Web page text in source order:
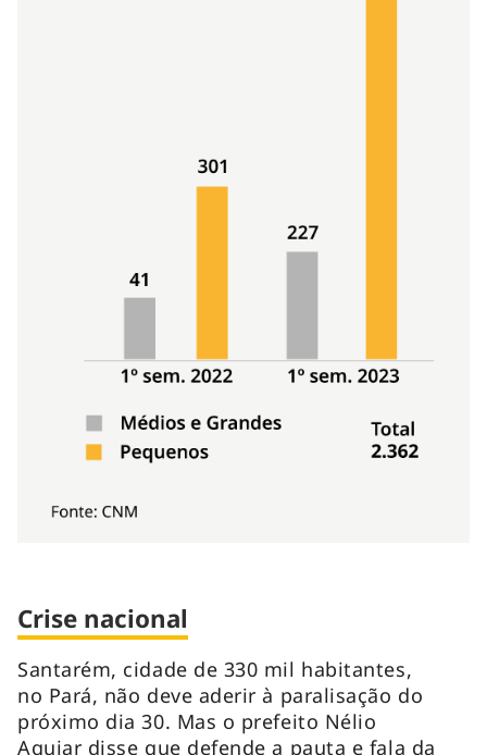
Crise nacional
Santarém, cidade de 330 mil habitantes,
no Pará, não deve aderir à paralisação do
próximo dia 30. Mas o prefeito Nélio
Aguiar disse que defende a pauta e fala da